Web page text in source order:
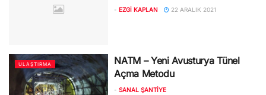
- EZGI KAPLAN 22 ARALIK 2021
ULAŞTIRMA
NATM – Yeni Avusturya Tünel
Açma Metodu
- SANAL ŞANTIYE